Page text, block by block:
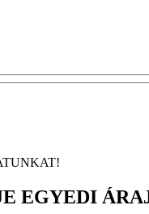
EGYEDI